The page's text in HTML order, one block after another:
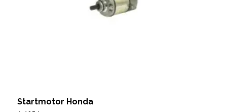
Startmotor Honda